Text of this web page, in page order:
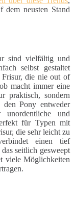
dem neusten Stand
sind vielfältig und
selbst gestaltet
die nie out of
macht immer eine
praktisch, sondern
den Pony entweder
und
für Typen mit
die sehr leicht zu
einen tief
seitlich gesweept
viele Möglichkeiten